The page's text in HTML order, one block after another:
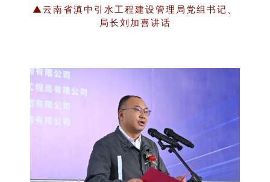
▲云南省滇中引水工程建设管理局党组书记、
局长刘加喜讲话